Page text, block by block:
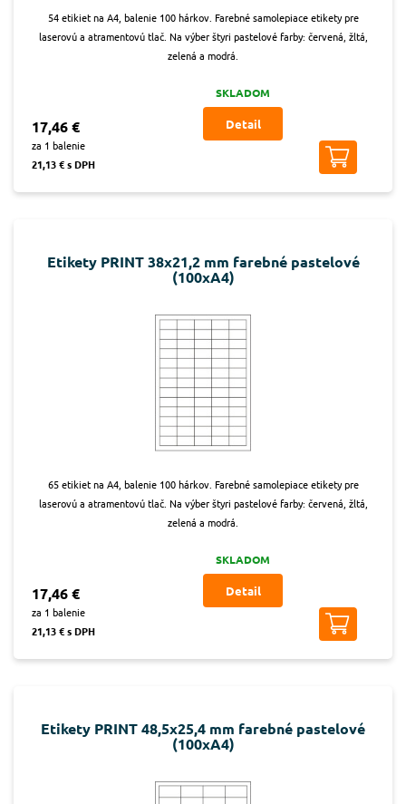
54 etikiet na A4, balenie 100 hárkov. Farebné samolepiace etikety pre
laserovú a atramentovú tlač. Na výber štyri pastelové farby: červená, žltá,
zelená a modrá.
17,46 €
za 1 balenie
21,13 € s DPH
SKLADOM
Detail
Etikety PRINT 38x21,2 mm farebné pastelové
(100xA4)
65 etikiet na A4, balenie 100 hárkov. Farebné samolepiace etikety pre
laserovú a atramentovú tlač. Na výber štyri pastelové farby: červená, žltá,
zelená a modrá.
17,46 €
za 1 balenie
21,13 € s DPH
SKLADOM
Detail
Etikety PRINT 48,5x25,4 mm farebné pastelové
(100xA4)